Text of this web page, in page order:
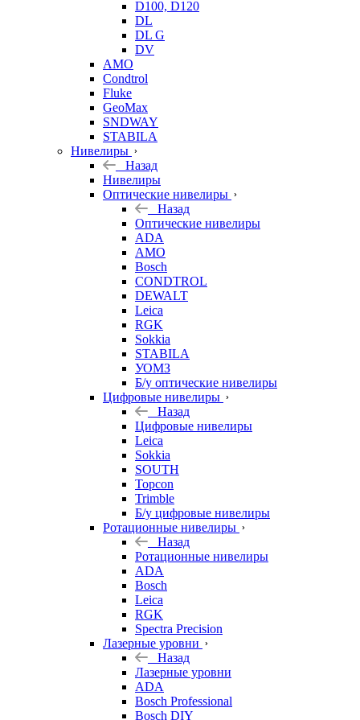
D100, D120
DL
DL G
DV
AMO
Condtrol
Fluke
GeoMax
SNDWAY
STABILA
Нивелиры
Назад
Нивелиры
Оптические нивелиры
Назад
Оптические нивелиры
ADA
AMO
Bosch
CONDTROL
DEWALT
Leica
RGK
Sokkia
STABILA
УОМЗ
Б/у оптические нивелиры
Цифровые нивелиры
Назад
Цифровые нивелиры
Leica
Sokkia
SOUTH
Topcon
Trimble
Б/у цифровые нивелиры
Ротационные нивелиры
Назад
Ротационные нивелиры
ADA
Bosch
Leica
RGK
Spectra Precision
Лазерные уровни
Назад
Лазерные уровни
ADA
Bosch Professional
Bosch DIY